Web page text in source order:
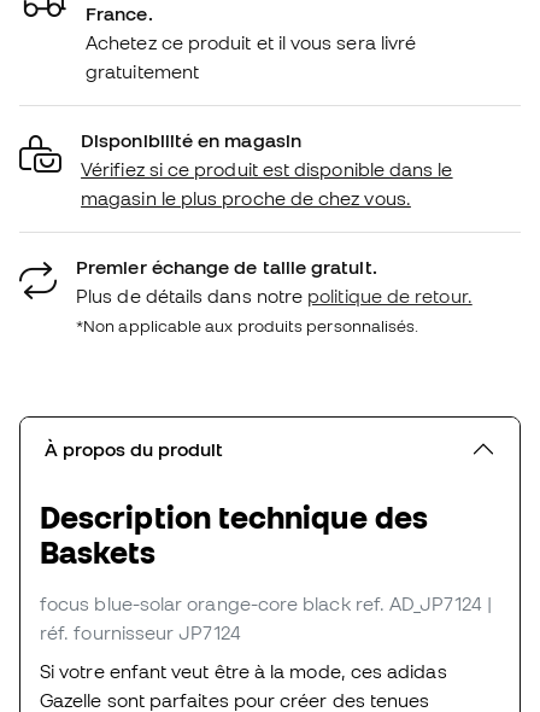
France.
Achetez ce produit et il vous sera livré
gratuitement
Disponibilité en magasin
Vérifiez si ce produit est disponible dans le
magasin le plus proche de chez vous.
Premier échange de taille gratuit.
Plus de détails dans notre politique de retour.
*Non applicable aux produits personnalisés.
À propos du produit
Description technique des
Baskets
focus blue-solar orange-core black ref. AD_JP7124 |
réf. fournisseur JP7124
Si votre enfant veut être à la mode, ces adidas
Gazelle sont parfaites pour créer des tenues